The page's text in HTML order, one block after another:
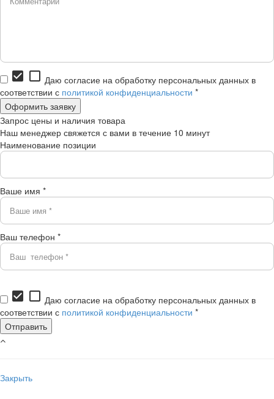
check_box check_box_outline_blank Даю согласие на обработку персональных данных в
соответствии с политикой конфиденциальности *
Запрос цены и наличия товара
Наш менеджер свяжется с вами в течение 10 минут
Наименование позиции
Ваше имя *
Ваш телефон *
check_box check_box_outline_blank Даю согласие на обработку персональных данных в
соответствии с политикой конфиденциальности *
Закрыть